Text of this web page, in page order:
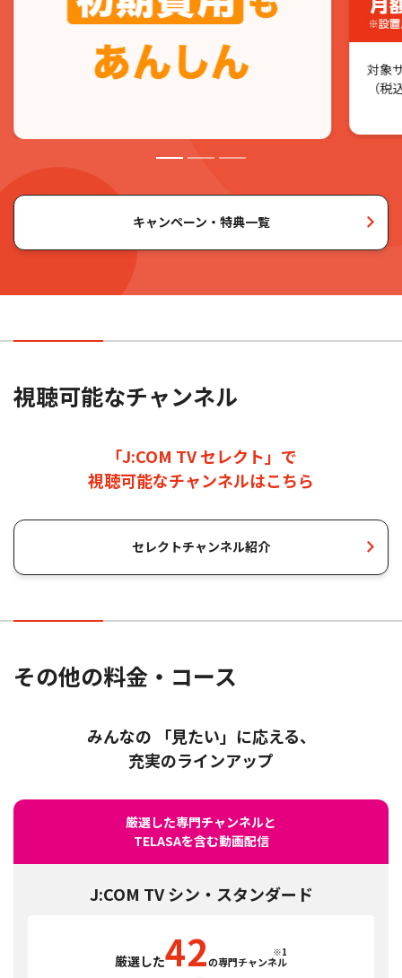
ネットも合わせておトクにしたい方
テレビ（セレクト）+ネット（1G）
通常金額7,800円(税込8,580円)
セレクト
ネット
1G+Wi-Fi
J:COMスタート割の適用で
月々5,800円(税込6,380円)
対象
（
キャンペーン・特典一覧
視聴可能なチャンネル
「J:COM TV セレクト」で
視聴可能なチャンネルはこちら
セレクトチャンネル紹介
その他の料金・コース
みんなの 「見たい」に応える、
充実のラインアップ
厳選した専門チャンネルと
TELASAを含む動画配信
J:COM TV シン・スタンダード
厳選した42 ※1
の専門チャンネル